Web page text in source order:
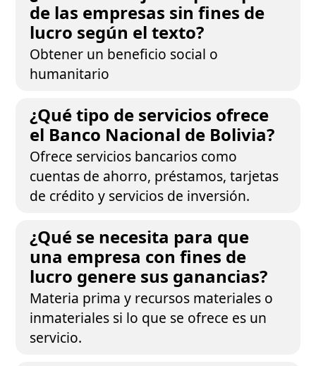
de las empresas sin fines de
lucro según el texto?
Obtener un beneficio social o
humanitario
¿Qué tipo de servicios ofrece
el Banco Nacional de Bolivia?
Ofrece servicios bancarios como
cuentas de ahorro, préstamos, tarjetas
de crédito y servicios de inversión.
¿Qué se necesita para que
una empresa con fines de
lucro genere sus ganancias?
Materia prima y recursos materiales o
inmateriales si lo que se ofrece es un
servicio.